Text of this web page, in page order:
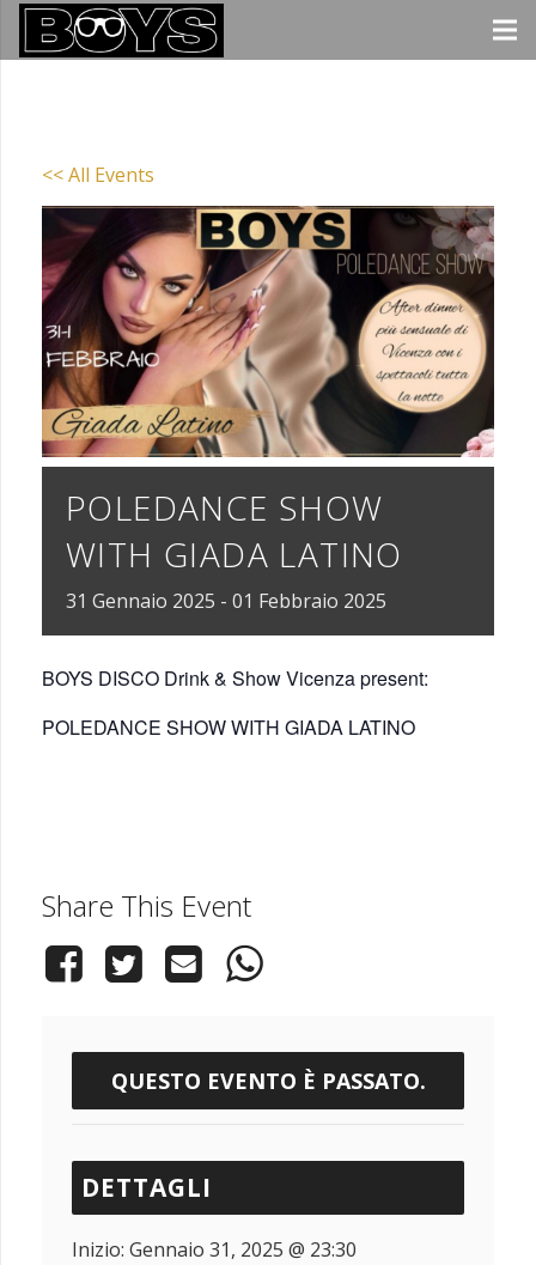
<< All Events
POLEDANCE SHOW
WITH GIADA LATINO
31 Gennaio 2025 - 01 Febbraio 2025
BOYS DISCO Drink & Show Vicenza present:
POLEDANCE SHOW WITH GIADA LATINO
Share This Event
QUESTO EVENTO È PASSATO.
DETTAGLI
Inizio: Gennaio 31, 2025 @ 23:30